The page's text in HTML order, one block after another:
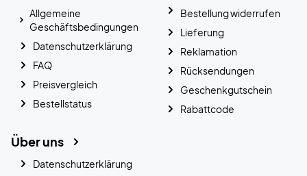
Allgemeine
Geschäftsbedingungen
Datenschutzerklärung
FAQ
Preisvergleich
Bestellstatus
Bestellung widerrufen
Lieferung
Reklamation
Rücksendungen
Geschenkgutschein
Rabattcode
Über uns
Datenschutzerklärung